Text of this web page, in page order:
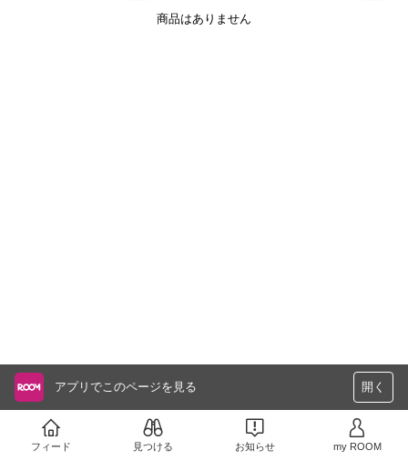
商品はありません
アプリでこのページを見る 開く
フィード 見つける お知らせ my ROOM